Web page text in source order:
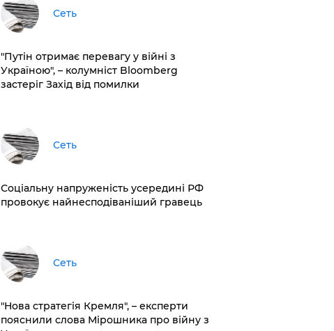
Сеть
"Путін отримає перевагу у війні з
Україною", – колумніст Bloomberg
застеріг Захід від помилки
Сеть
Соціальну напруженість усередині РФ
провокує найнесподіваніший гравець
Сеть
"Нова стратегія Кремля", – експерти
пояснили слова Мірошника про війну з